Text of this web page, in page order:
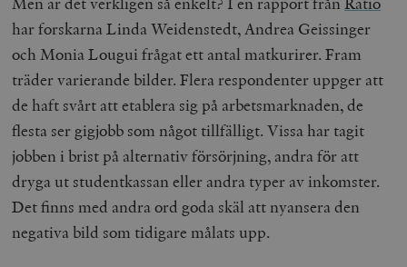
har forskarna Linda Weidenstedt, Andrea Geissinger
och Monia Lougui frågat ett antal matkurirer. Fram
träder varierande bilder. Flera respondenter uppger att
de haft svårt att etablera sig på arbetsmarknaden, de
flesta ser gigjobb som något tillfälligt. Vissa har tagit
jobben i brist på alternativ försörjning, andra för att
dryga ut studentkassan eller andra typer av inkomster.
Det finns med andra ord goda skäl att nyansera den
negativa bild som tidigare målats upp.